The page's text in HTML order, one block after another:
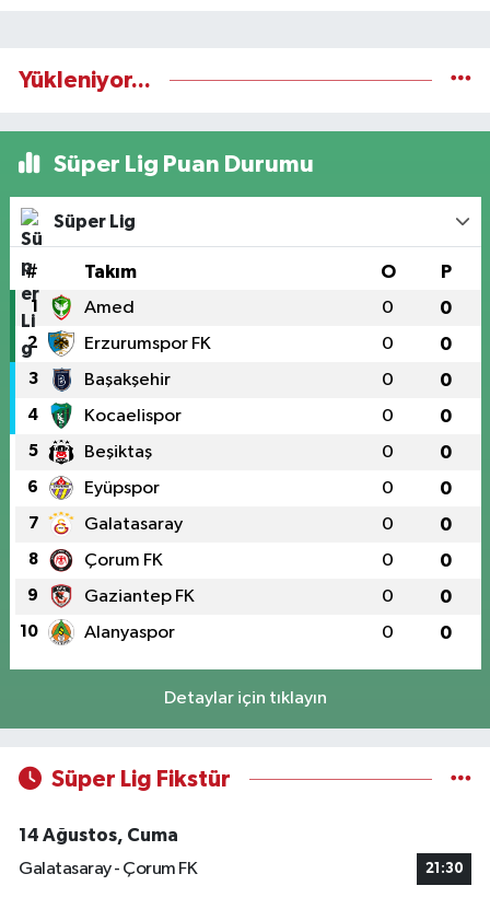
Yükleniyor...
Süper Lig Puan Durumu
Süper Lig
# Takım O P
1 Amed 0 0
2 Erzurumspor FK 0 0
3 Başakşehir 0 0
4 Kocaelispor 0 0
5 Beşiktaş 0 0
6 Eyüpspor 0 0
7 Galatasaray 0 0
8 Çorum FK 0 0
9 Gaziantep FK 0 0
10 Alanyaspor 0 0
Detaylar için tıklayın
Süper Lig Fikstür
14 Ağustos, Cuma
Galatasaray - Çorum FK
21:30